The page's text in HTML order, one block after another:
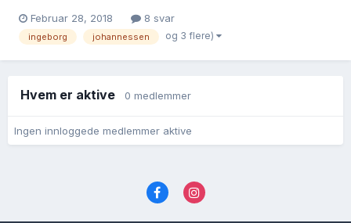
dottera Ingeborg Jacobine Rich (?) og svigerson Martin Rick. Eg
prøver å hjelpe nokon å finne ut kvar og når In...
Februar 28, 2018 8 svar
ingeborg johannessen og 3 flere)
Hvem er aktive 0 medlemmer
Ingen innloggede medlemmer aktive